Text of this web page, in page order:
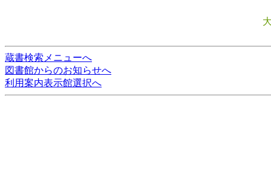
蔵書検索メニューへ
図書館からのお知らせへ
利用案内表示館選択へ